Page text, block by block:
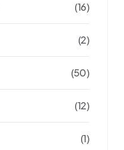
(16)
(2)
(50)
(12)
(1)